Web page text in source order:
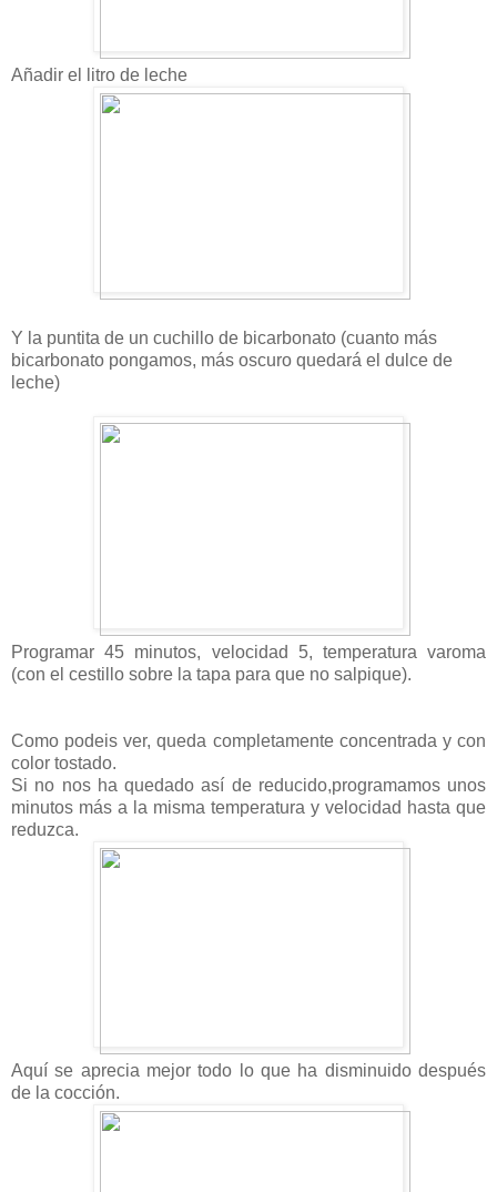
Añadir el litro de leche
Y la puntita de un cuchillo de bicarbonato (cuanto más
bicarbonato pongamos, más oscuro quedará el dulce de
leche)
Programar 45 minutos, velocidad 5, temperatura varoma
(con el cestillo sobre la tapa para que no salpique).
Como podeis ver, queda completamente concentrada y con
color tostado.
Si no nos ha quedado así de reducido,programamos unos
minutos más a la misma temperatura y velocidad hasta que
reduzca.
Aquí se aprecia mejor todo lo que ha disminuido después
de la cocción.